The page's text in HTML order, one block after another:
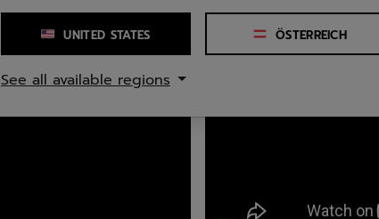
UNITED STATES ÖSTERREICH
See all available regions